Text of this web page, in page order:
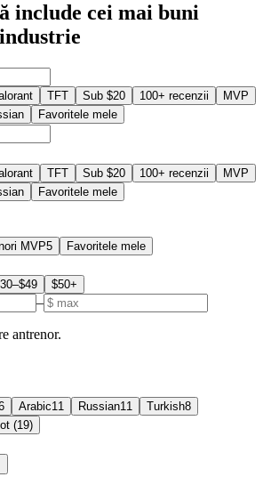
include cei mai buni
TFT Sub $20 100+ recenzii
MVP
Favoritele mele
TFT Sub $20 100+ recenzii
MVP
Favoritele mele
MVP5
Favoritele mele
$50+
–
antrenor.
Arabic11 Russian11 Turkish8
(19)